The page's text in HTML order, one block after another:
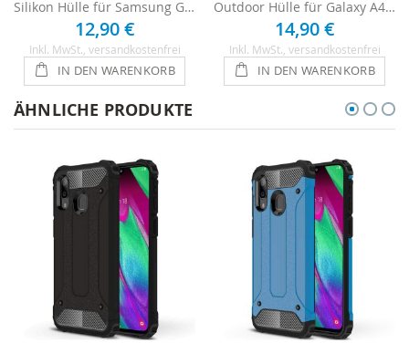
Silikon Hülle für Samsung Galaxy A40 - Transparent
12,90 €
Inkl. MwSt. , versandkostenfrei
IN DEN WARENKORB
Outdoor Hülle für Galaxy A40 - Schwarz
14,90 €
Inkl. MwSt. , versandkostenfrei
IN DEN WARENKORB
ÄHNLICHE PRODUKTE